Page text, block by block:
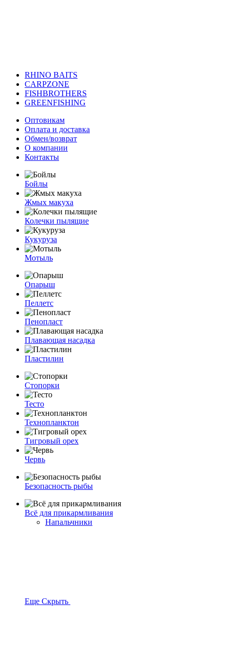
RHINO BAITS
CARPZONE
FISHBROTHERS
GREENFISHING
Оптовикам
Оплата и доставка
Обмен/возврат
О компании
Контакты
Бойлы
Жмых макуха
Колечки пылящие
Кукуруза
Мотыль
Опарыш
Пеллетс
Пенопласт
Плавающая насадка
Пластилин
Стопорки
Тесто
Технопланктон
Тигровый орех
Червь
Безопасность рыбы
Всё для прикармливания
Напальчники
Еще Скрыть